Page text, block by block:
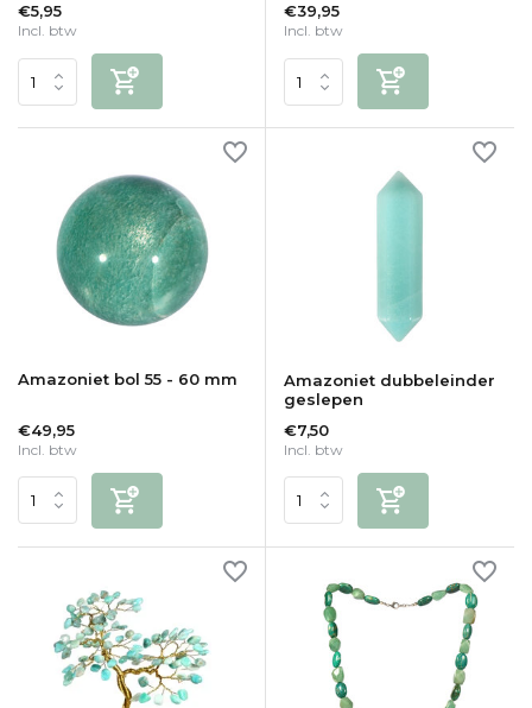
€5,95
Incl. btw
€39,95
Incl. btw
Amazoniet bol 55 - 60 mm
€49,95
Incl. btw
Amazoniet dubbeleinder
geslepen
€7,50
Incl. btw